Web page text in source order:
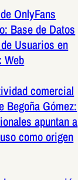
OnlyFans
Base de Datos
Usuarios en
Web
comercial
Begoña Gómez:
apuntan a
como origen